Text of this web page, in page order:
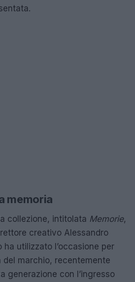
memoria
collezione, intitolata Memorie,
creativo Alessandro
ha utilizzato l’occasione per
marchio, recentemente
generazione con l’ingresso